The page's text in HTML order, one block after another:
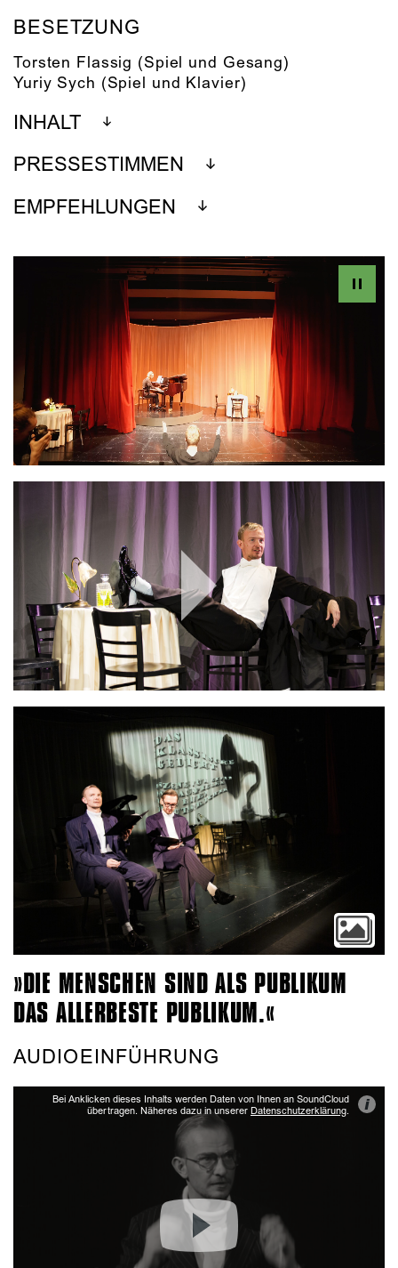
BESETZUNG
Torsten Flassig (Spiel und Gesang)
Yuriy Sych (Spiel und Klavier)
INHALT
PRESSESTIMMEN
EMPFEHLUNGEN
Play
Video
»DIE MENSCHEN SIND ALS PUBLIKUM
DAS ALLERBESTE PUBLIKUM.«
AUDIOEINFÜHRUNG
Bei Anklicken dieses Inhalts werden Daten von Ihnen an SoundCloud
übertragen. Näheres dazu in unserer Datenschutzerklärung. i